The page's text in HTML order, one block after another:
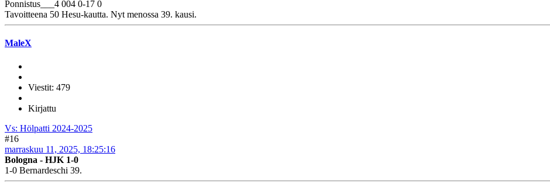
Ponnistus___4 004 0-17 0
Tavoitteena 50 Hesu-kautta. Nyt menossa 39. kausi.
MaleX
Viestit: 479
Kirjattu
Vs: Hölpatti 2024-2025
#16
marraskuu 11, 2025, 18:25:16
Bologna - HJK 1-0
1-0 Bernardeschi 39.